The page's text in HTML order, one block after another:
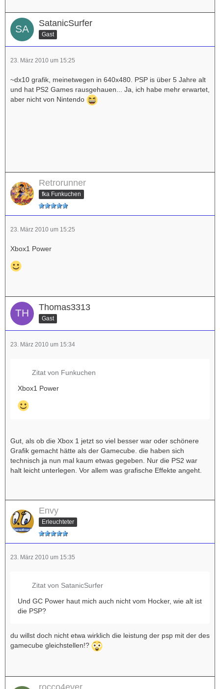
SatanicSurfer
Gast
23. März 2010 um 15:25
~dx10 grafik, meinetwegen in 640x480. PSP is über 5 Jahre alt
und hat PS2 Games rausgehauen... Ja, ich habe mehr erwartet,
aber nicht von Nintendo
Retrorunner
fka Funkuchen
23. März 2010 um 15:25
Xbox1 Power
Thomas3313
Gast
23. März 2010 um 15:34
Zitat von Funkuchen
Xbox1 Power
Gut, als ob die Xbox 1 jetzt so viel besser war oder schönere
Grafik gemacht hätte als der Gamecube. die haben sich
technisch ja nun mal kaum etwas gegeben. Nur die PS2 war
halt leicht unterlegen. Vor allem was grafische Effekte angeht.
Envy
Erleuchteter
23. März 2010 um 15:35
Zitat von SatanicSurfer
Und GC Power haut mich auch nicht vom Hocker, wie alt ist
die PSP?
du willst doch nicht etwa wirklich die leistung der psp mit der des
gamecube gleichstellen!?
rocco4ever